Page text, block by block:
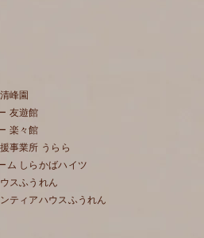
峰園
友遊館
楽々館
事業所 うらら
ム しらかばハイツ
スふうれん
ティアハウスふうれん